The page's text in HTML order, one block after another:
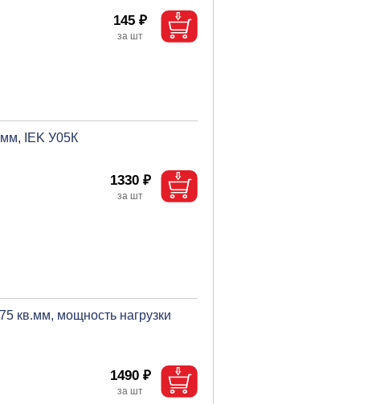
145 ₽
IEK У05К
1330 ₽
кв.мм, мощность нагрузки
1490 ₽